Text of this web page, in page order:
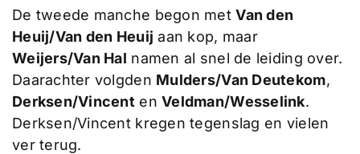
De tweede manche begon metVan den
Heuij/Van den Heuij aan kop, maar
Weijers/Van Hal namen al snel de leiding over.
Daarachter volgden Mulders/Van Deutekom,
Derksen/Vincent enVeldman/Wesselink.
Derksen/Vincent kregen tegenslag en vielen
ver terug.